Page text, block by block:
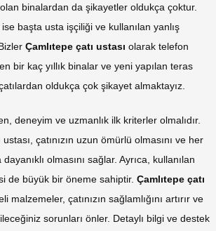
binalardan da şikayetler oldukça çoktur.
başta usta işçiliği ve kullanılan yanlış
Çamlıtepe çatı ustası olarak telefon
bir kaç yıllık binalar ve yeni yapılan teras
oldukça çok şikayet almaktayız.
deneyim ve uzmanlık ilk kriterler olmalıdır.
çatınızın uzun ömürlü olmasını ve her
olmasını sağlar. Ayrıca, kullanılan
de büyük bir öneme sahiptir. Çamlıtepe çatı
malzemeler, çatınızın sağlamlığını artırır ve
sorunları önler. Detaylı bilgi ve destek